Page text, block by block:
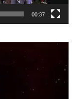
00:37